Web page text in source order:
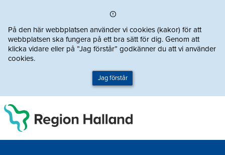
På den här webbplatsen använder vi cookies (kakor) för att
webbplatsen ska fungera på ett bra sätt för dig. Genom att
klicka vidare eller på ”Jag förstår” godkänner du att vi använder
cookies.
Jag förstår